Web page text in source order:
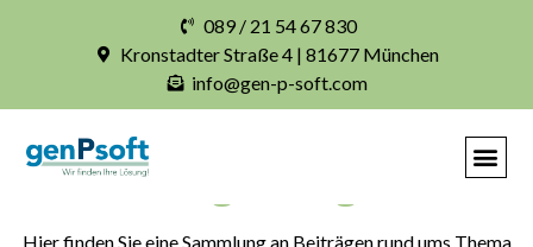
089 / 21 54 67 830
Kronstadter Straße 4 | 81677 München
info@gen-p-soft.com
Hier finden Sie eine Sammlung an Beiträgen rund ums Thema